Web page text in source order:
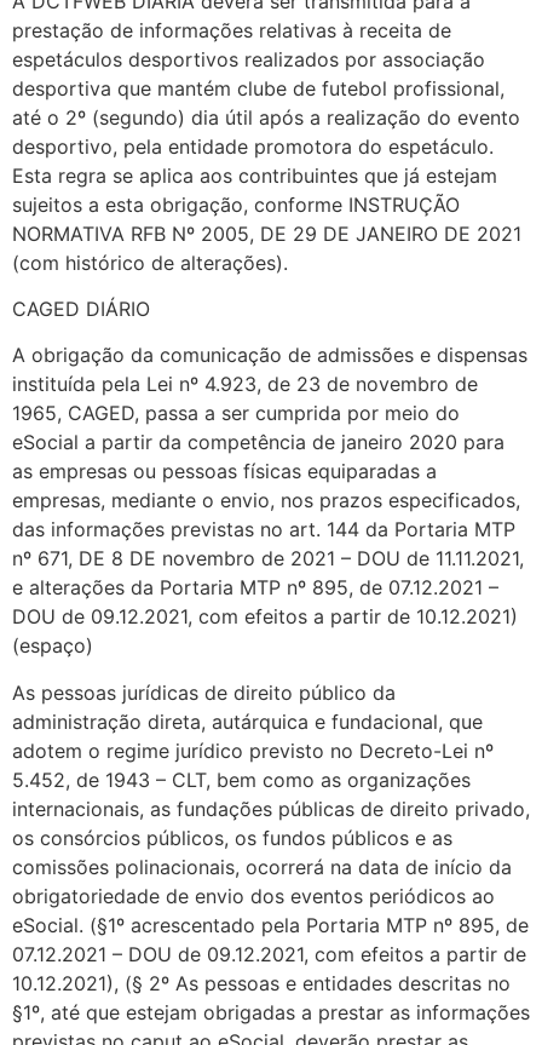
prestação de informações relativas à receita de
espetáculos desportivos realizados por associação
desportiva que mantém clube de futebol profissional,
até o 2º (segundo) dia útil após a realização do evento
desportivo, pela entidade promotora do espetáculo.
Esta regra se aplica aos contribuintes que já estejam
sujeitos a esta obrigação, conforme INSTRUÇÃO
NORMATIVA RFB Nº 2005, DE 29 DE JANEIRO DE 2021
(com histórico de alterações).
CAGED DIÁRIO
A obrigação da comunicação de admissões e dispensas
instituída pela Lei nº 4.923, de 23 de novembro de
1965, CAGED, passa a ser cumprida por meio do
eSocial a partir da competência de janeiro 2020 para
as empresas ou pessoas físicas equiparadas a
empresas, mediante o envio, nos prazos especificados,
das informações previstas no art. 144 da Portaria MTP
nº 671, DE 8 DE novembro de 2021 – DOU de 11.11.2021,
e alterações da Portaria MTP nº 895, de 07.12.2021 –
DOU de 09.12.2021, com efeitos a partir de 10.12.2021)
(espaço)
As pessoas jurídicas de direito público da
administração direta, autárquica e fundacional, que
adotem o regime jurídico previsto no Decreto-Lei nº
5.452, de 1943 – CLT, bem como as organizações
internacionais, as fundações públicas de direito privado,
os consórcios públicos, os fundos públicos e as
comissões polinacionais, ocorrerá na data de início da
obrigatoriedade de envio dos eventos periódicos ao
eSocial. (§1º acrescentado pela Portaria MTP nº 895, de
07.12.2021 – DOU de 09.12.2021, com efeitos a partir de
10.12.2021), (§ 2º As pessoas e entidades descritas no
§1º, até que estejam obrigadas a prestar as informações